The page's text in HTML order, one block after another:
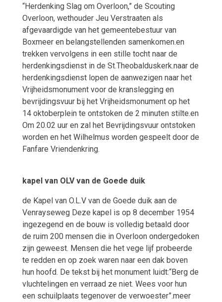
“Herdenking Slag om Overloon,” de Scouting
Overloon, wethouder Jeu Verstraaten als
afgevaardigde van het gemeentebestuur van
Boxmeer en belangstellenden samenkomen.en
trekken vervolgens in een stille tocht naar de
herdenkingsdienst in de St.Theobalduskerk.naar de
herdenkingsdienst lopen de aanwezigen naar het
Vrijheidsmonument voor de kranslegging en
bevrijdingsvuur bij het Vrijheidsmonument op het
14 oktoberplein te ontstoken de 2 minuten stilte.en
Om 20.02 uur en zal het Bevrijdingsvuur ontstoken
worden en het Wilhelmus worden gespeelt door de
Fanfare Vriendenkring.
kapel van OLV van de Goede duik
de Kapel van O.L.V van de Goede duik aan de
Venrayseweg Deze kapel is op 8 december 1954
ingezegend en de bouw is volledig betaald door
de ruim 200 mensen die in Overloon ondergedoken
zijn geweest. Mensen die het vege lijf probeerde
te redden en op zoek waren naar een dak boven
hun hoofd. De tekst bij het monument luidt:“Berg de
vluchtelingen en verraad ze niet. Wees voor hun
een schuilplaats tegenover de verwoester”.meer